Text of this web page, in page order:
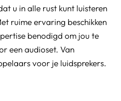
u in alle rust kunt luisteren
ruime ervaring beschikken
benodigd om jou te
een audioset. Van
voor je luidsprekers.